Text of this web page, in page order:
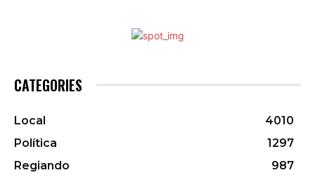
CATEGORIES
Local
4010
Política
1297
Regiando
987